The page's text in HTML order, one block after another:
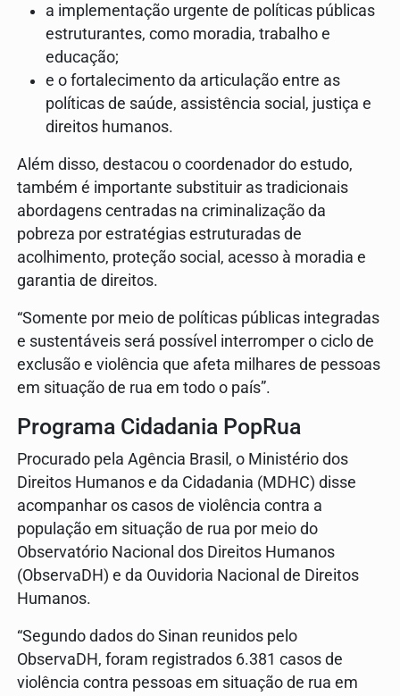
a implementação urgente de políticas públicas
estruturantes, como moradia, trabalho e
educação;
e o fortalecimento da articulação entre as
políticas de saúde, assistência social, justiça e
direitos humanos.
Além disso, destacou o coordenador do estudo,
também é importante substituir as tradicionais
abordagens centradas na criminalização da
pobreza por estratégias estruturadas de
acolhimento, proteção social, acesso à moradia e
garantia de direitos.
“Somente por meio de políticas públicas integradas
e sustentáveis será possível interromper o ciclo de
exclusão e violência que afeta milhares de pessoas
em situação de rua em todo o país”.
Programa Cidadania PopRua
Procurado pela Agência Brasil, o Ministério dos
Direitos Humanos e da Cidadania (MDHC) disse
acompanhar os casos de violência contra a
população em situação de rua por meio do
Observatório Nacional dos Direitos Humanos
(ObservaDH) e da Ouvidoria Nacional de Direitos
Humanos.
“Segundo dados do Sinan reunidos pelo
ObservaDH, foram registrados 6.381 casos de
violência contra pessoas em situação de rua em